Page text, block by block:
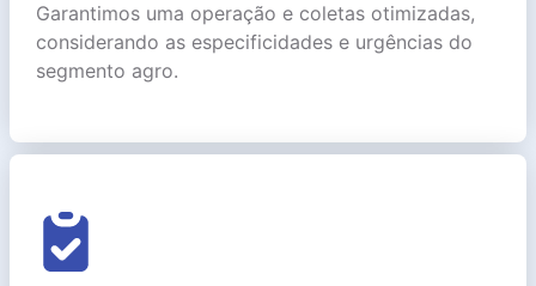
Garantimos uma operação e coletas otimizadas,
considerando as especificidades e urgências do
segmento agro.